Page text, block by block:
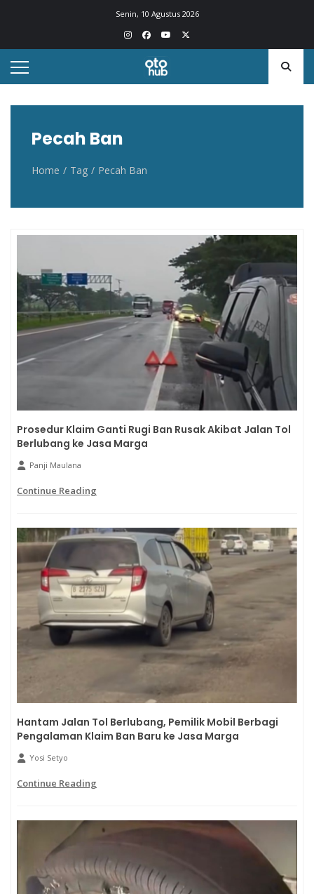
Senin, 10 Agustus 2026
Otohub.co
Portal berita otomotif Indonesia terkini
Pecah Ban
Home Tag Pecah Ban
Prosedur Klaim Ganti Rugi Ban Rusak Akibat Jalan Tol
Berlubang ke Jasa Marga
Panji Maulana
Continue Reading
Hantam Jalan Tol Berlubang, Pemilik Mobil Berbagi
Pengalaman Klaim Ban Baru ke Jasa Marga
Yosi Setyo
Continue Reading